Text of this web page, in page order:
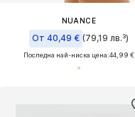
NUANCE
От 40,49 € (79,19 лв.³)
Последна най-ниска цена:44,99 €